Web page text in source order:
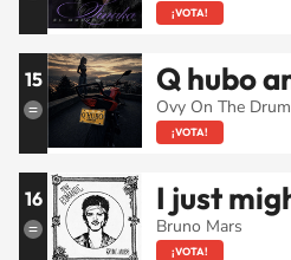
¡VOTA!
15 Q hubo
Ovy On The
¡VOTA!
16 I just
Bruno Mars
¡VOTA!